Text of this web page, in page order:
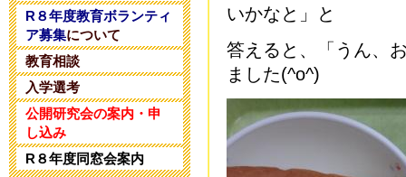
R８年度教育ボランティ
ア募集について
教育相談
入学選考
公開研究会の案内・申
し込み
R８年度同窓会案内
令和7年度学
2025年4月25日
令和5年度 公
2024年1月10日
いかなと」と
答えると、「うん、
ました(^o^)